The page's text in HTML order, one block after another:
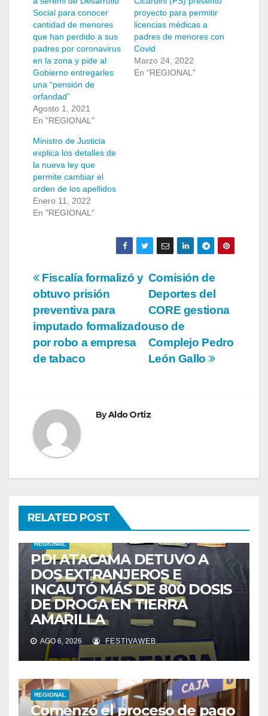
Social para conocer
cantidad de menores
que han perdido a sus
padres por coronavirus
en la zona y pide al
Gobierno entregarles
una “pensión de
orfandad”
Agosto 1, 2021
En "REGIONAL"
proyecto para permitir
licencias médicas a
padres de menores con
Covid
Marzo 24, 2022
En "REGIONAL"
Ministro de Justicia
explica los detalles de
la nueva ley que
permite cambiar el
orden de los apellidos
Enero 11, 2022
En "REGIONAL"
Navegación
de
entradas
Comisión de
Deportes del
CORE gestiona
uso de
Complejo Pedro
León Gallo
Fiscalía formalizó y
obtuvo prisión
preventiva para
imputado formalizado
por robo a empresa
de tabaco
ByAldo Ortiz
RELATED POST
REGIONAL
PDI ATACAMA DETUVO A
DOS EXTRANJEROS E
INCAUTÓ MÁS DE 800 DOSIS
DE DROGA EN TIERRA
AMARILLA
AGO 6, 2026 FESTIVAWEB
REGIONAL
Comenzó el proceso de pago